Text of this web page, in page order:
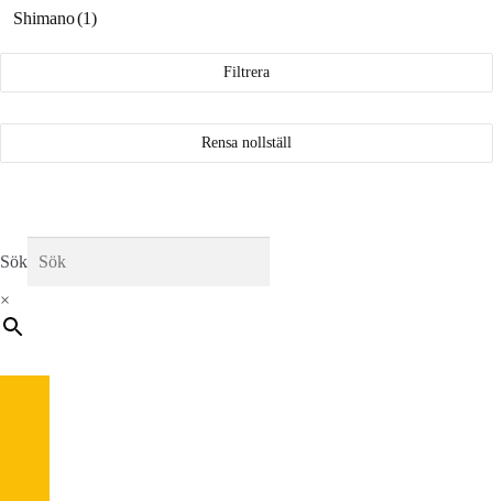
Shimano(1)
Filtrera
Rensa nollställ
Sök
×